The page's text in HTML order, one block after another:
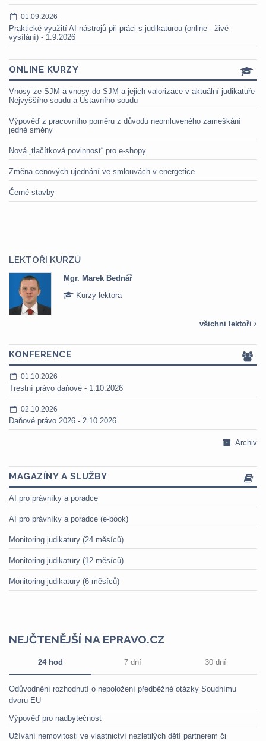
01.09.2026
Praktické využití AI nástrojů při práci s judikaturou (online - živé
vysílání) - 1.9.2026
ONLINE KURZY
Vnosy ze SJM a vnosy do SJM a jejich valorizace v aktuální judikatuře
Nejvyššího soudu a Ústavního soudu
Výpověď z pracovního poměru z důvodu neomluveného zameškání
jedné směny
Nová „tlačítková povinnost“ pro e-shopy
Změna cenových ujednání ve smlouvách v energetice
Černé stavby
LEKTOŘI KURZŮ
Mgr. Marek Bednář
Kurzy lektora
všichni lektoři
KONFERENCE
01.10.2026
Trestní právo daňové - 1.10.2026
02.10.2026
Daňové právo 2026 - 2.10.2026
Archiv
MAGAZÍNY A SLUŽBY
AI pro právníky a poradce
AI pro právníky a poradce (e-book)
Monitoring judikatury (24 měsíců)
Monitoring judikatury (12 měsíců)
Monitoring judikatury (6 měsíců)
NEJČTENĚJŠÍ NA EPRAVO.CZ
24 hod 7 dní 30 dní
Odůvodnění rozhodnutí o nepoložení předběžné otázky Soudnímu
dvoru EU
Výpověď pro nadbytečnost
Užívání nemovitosti ve vlastnictví nezletilých dětí partnerem či